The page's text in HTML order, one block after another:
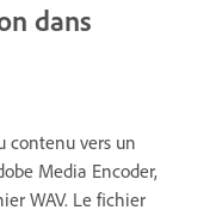
dans
contenu vers un
Media Encoder,
WAV. Le fichier